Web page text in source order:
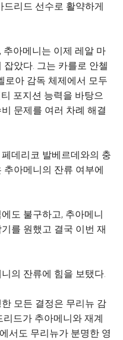
리드 선수로 활약하게
아메니는 이제 레알 마
았다. 그는 카를로 안첼
로아 감독 체제에서 모두
포지션 능력을 바탕으
문제를 여러 차례 해결
데리코 발베르데와의 충
아메니의 잔류 여부에
도 불구하고, 추아메니
를 원했고 결국 이번 재
의 잔류에 힘을 보탰다.
모든 결정은 무리뉴 감
드가 추아메니와 재계
서도 무리뉴가 분명한 영